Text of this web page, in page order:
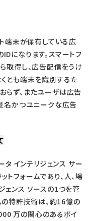
端末が保有している広
になります。スマートフ
取得し、広告配信をうけ
とも端末を識別するた
らず、またユーザは広告
名かつユニークな広告
インテリジェンス サー
トフォームであり、人、場
ェンス ソースの1つを管
の特許技術は、約16億の
万の関心のあるポイ